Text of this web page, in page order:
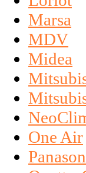
Marsa
MDV
Midea
One Air